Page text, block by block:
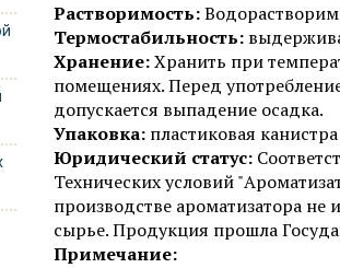
Растворимость:
Термостабильность:
Хранение:Хранить при
помещениях. Перед
допускается выпадение осадка.
Упаковка: пластиковая
Юридический статус:
Технических условий
производстве ароматизатора
сырье. Продукция прошла
Примечание: